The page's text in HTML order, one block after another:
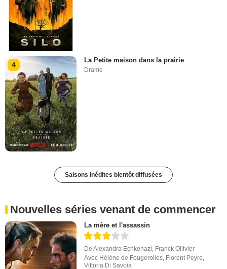
4
La Petite maison dans la prairie
Drame
Saisons inédites bientôt diffusées
Nouvelles séries venant de commencer
La mère et l'assassin
DeAlexandra Echkenazi, Franck Ollivier
Avec Hélène de Fougerolles, Florent Peyre,
Vittoria Di Savoia